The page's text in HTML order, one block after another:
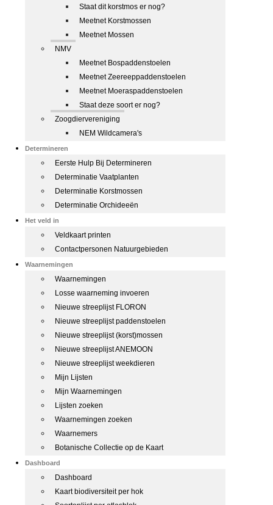
Staat dit korstmos er nog?
Meetnet Korstmossen
Meetnet Mossen
NMV
Meetnet Bospaddenstoelen
Meetnet Zeereeppaddenstoelen
Meetnet Moeraspaddenstoelen
Staat deze soort er nog?
Zoogdiervereniging
NEM Wildcamera's
Determineren
Eerste Hulp Bij Determineren
Determinatie Vaatplanten
Determinatie Korstmossen
Determinatie Orchideeën
Het veld in
Veldkaart printen
Contactpersonen Natuurgebieden
Waarnemingen
Waarnemingen
Losse waarneming invoeren
Nieuwe streeplijst FLORON
Nieuwe streeplijst paddenstoelen
Nieuwe streeplijst (korst)mossen
Nieuwe streeplijst ANEMOON
Nieuwe streeplijst weekdieren
Mijn Lijsten
Mijn Waarnemingen
Lijsten zoeken
Waarnemingen zoeken
Waarnemers
Botanische Collectie op de Kaart
Dashboard
Dashboard
Kaart biodiversiteit per hok